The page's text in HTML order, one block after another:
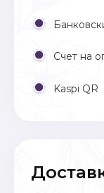
Счет на
Kaspi QR